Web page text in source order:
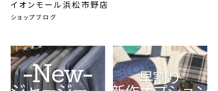
イオンモール浜松市野店
ショップブログ